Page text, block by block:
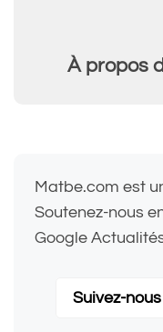
À propos
Matbe.com est
Soutenez-nous
Google
Suivez-